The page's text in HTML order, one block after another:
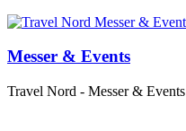
Messer & Events
Travel Nord - Messer & Events